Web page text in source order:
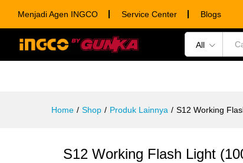
Menjadi Agen INGCO Service Center Blogs
All
Home / Shop / Produk Lainnya / S12 Working
S12 Working Flash Light
Description Specification